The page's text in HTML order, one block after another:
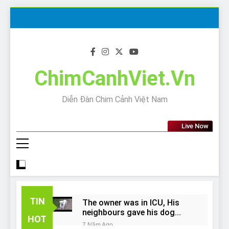
ChimCanhViet.Vn
Diễn Đàn Chim Cảnh Việt Nam
Live Now
TIN
HOT
The owner was in ICU, His
neighbours gave his dog
away!
7 Năm Ago